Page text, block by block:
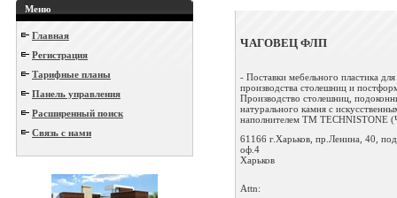
Меню
Главная
Регистрация
Тарифные планы
Панель управления
Расширенный поиск
Связь с нами
ЧАГОВЕЦ ФЛП
- Поставки мебельного пластика для
производства столешниц и
Производство столешниц,
натурального камня с
наполнителем ТМ TECHNISTONE
61166 г.Харьков, пр.Ленина, 40,
оф.4
Харьков
Attn: